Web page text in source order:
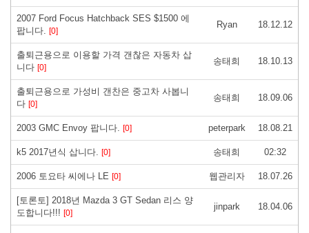
2007 Ford Focus Hatchback SES $1500 에
팝니다. [0]
Ryan 18.12.12
출퇴근용으로 이용할 가격 갠찮은 자동차 삽
니다 [0]
송태희 18.10.13
출퇴근용으로 가성비 갠찬은 중고차 사봅니
다 [0]
송태희 18.09.06
2003 GMC Envoy 팝니다. [0] peterpark 18.08.21
k5 2017년식 삽니다. [0] 송태희 02:32
2006 토요타 씨에나 LE [0] 웹관리자 18.07.26
[토론토] 2018년 Mazda 3 GT Sedan 리스 양
도합니다!!! [0]
jinpark 18.04.06